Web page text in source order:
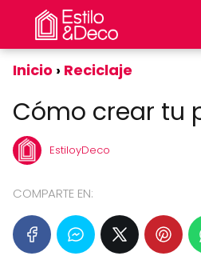
Inicio Reciclaje
Cómo crear tu
EstiloyDeco
COMPARTE EN: